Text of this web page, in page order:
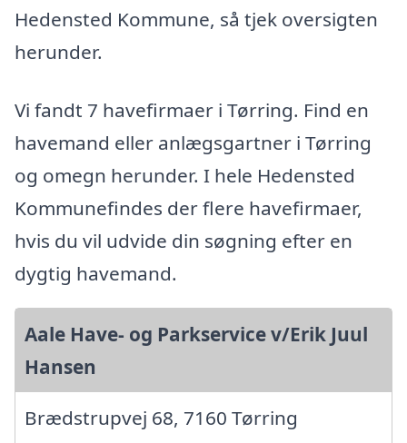
Hedensted Kommune, så tjek oversigten
herunder.
Vi fandt 7 havefirmaer i Tørring. Find en
havemand eller anlægsgartner i Tørring
og omegn herunder. I hele Hedensted
Kommunefindes der flere havefirmaer,
hvis du vil udvide din søgning efter en
dygtig havemand.
Aale Have- og Parkservice v/Erik Juul
Hansen
Brædstrupvej 68, 7160 Tørring